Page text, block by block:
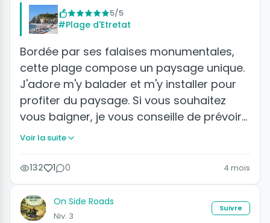
5/5
#Plage d'Etretat
Bordée par ses falaises monumentales,
cette plage compose un paysage unique.
J'adore m'y balader et m'y installer pour
profiter du paysage. Si vous souhaitez
vous baigner, je vous conseille de prévoir…
Voir la suite
132 1 0 4 mois
On Side Roads
Niv. 3
Suivre